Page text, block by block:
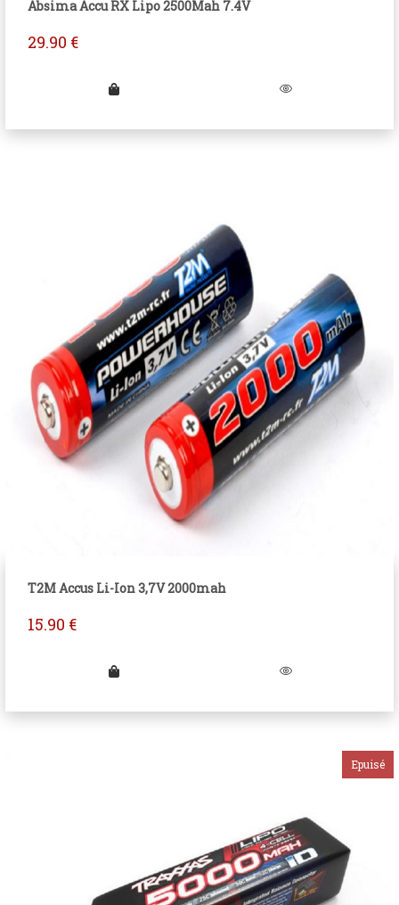
Absima Accu RX Lipo 2500Mah 7.4V
29.90 €
T2M Accus Li-Ion 3,7V 2000mah
15.90 €